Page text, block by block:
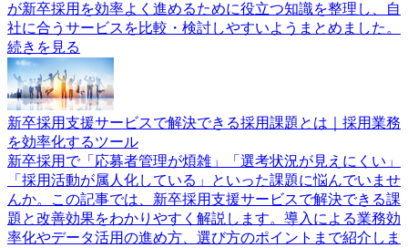
が新卒採用を効率よく進めるために役立つ知識を整理し、自
社に合うサービスを比較・検討しやすいようまとめました。
続きを見る
新卒採用支援サービスで解決できる採用課題とは｜採用業務
を効率化するツール
新卒採用で「応募者管理が煩雑」「選考状況が見えにくい」
「採用活動が属人化している」といった課題に悩んでいませ
んか。この記事では、新卒採用支援サービスで解決できる課
題と改善効果をわかりやすく解説します。導入による業務効
率化やデータ活用の進め方、選び方のポイントまで紹介しま